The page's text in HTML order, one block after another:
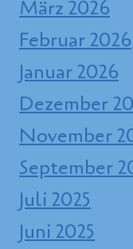
März 2026
Februar 2026
Januar 2026
Dezember
November
September
Juli 2025
Juni 2025